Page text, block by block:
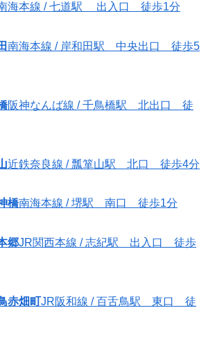
海本線 / 七道駅 出入口 徒歩1分
南海本線 / 岸和田駅 中央出口 徒歩5
阪神なんば線 / 千鳥橋駅 北出口 徒
近鉄奈良線 / 瓢箪山駅 北口 徒歩4分
橋南海本線 / 堺駅 南口 徒歩1分
郷JR関西本線 / 志紀駅 出入口 徒歩
赤畑町JR阪和線 / 百舌鳥駅 東口 徒